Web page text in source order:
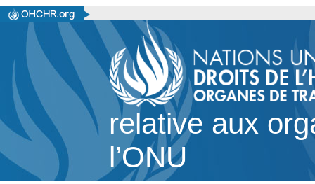
relative aux
l’ONU